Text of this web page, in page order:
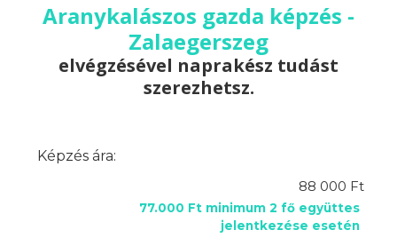
Aranykalászos gazda képzés -
Zalaegerszeg
elvégzésével naprakész tudást
szerezhetsz.
Képzés ára:
88 000 Ft
77.000 Ft minimum 2 fő együttes
jelentkezése esetén